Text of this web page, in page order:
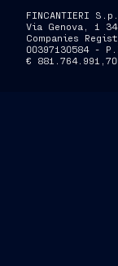
FINCANTIERI
Via Genova, 1
Companies
00397130584 -
€ 881.764.991,70